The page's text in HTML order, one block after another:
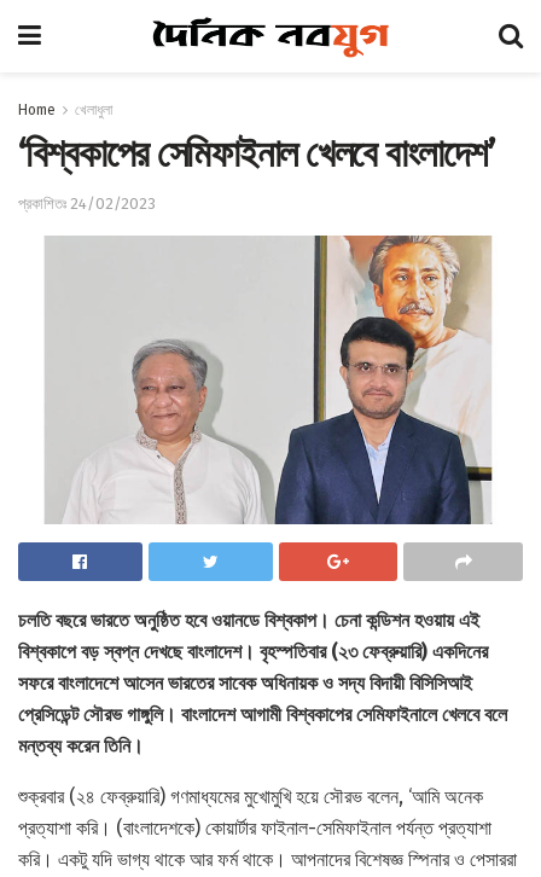
Home খেলাধুলা
‘বিশ্বকাপের সেমিফাইনাল খেলবে বাংলাদেশ’
প্রকাশিতঃ 24/02/2023
চলতি বছরে ভারতে অনুষ্ঠিত হবে ওয়ানডে বিশ্বকাপ। চেনা কন্ডিশন হওয়ায় এই
বিশ্বকাপে বড় স্বপ্ন দেখছে বাংলাদেশ। বৃহস্পতিবার (২৩ ফেব্রুয়ারি) একদিনের
সফরে বাংলাদেশে আসেন ভারতের সাবেক অধিনায়ক ও সদ্য বিদায়ী বিসিসিআই
প্রেসিডেন্ট সৌরভ গাঙ্গুলি। বাংলাদেশ আগামী বিশ্বকাপের সেমিফাইনালে খেলবে বলে
মন্তব্য করেন তিনি।
শুক্রবার (২৪ ফেব্রুয়ারি) গণমাধ্যমের মুখোমুখি হয়ে সৌরভ বলেন, ‘আমি অনেক
প্রত্যাশা করি। (বাংলাদেশকে) কোয়ার্টার ফাইনাল-সেমিফাইনাল পর্যন্ত প্রত্যাশা
করি। একটু যদি ভাগ্য থাকে আর ফর্ম থাকে। আপনাদের বিশেষজ্ঞ স্পিনার ও পেসাররা